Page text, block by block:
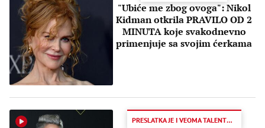
"Ubiće me zbog ovoga": Nikol
Kidman otkrila PRAVILO OD 2
MINUTA koje svakodnevno
primenjuje sa svojim ćerkama
PRESLATKA JE I VEOMA TALENTOVANA